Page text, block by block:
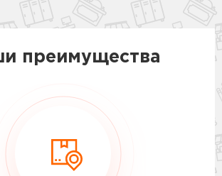
преимущества